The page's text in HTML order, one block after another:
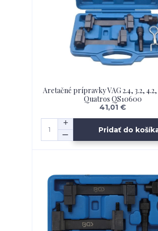
Aretačné prípravky VAG 2.4, 3.2, 4.2,
Quatros QS10600
41,01 €
Pridať do